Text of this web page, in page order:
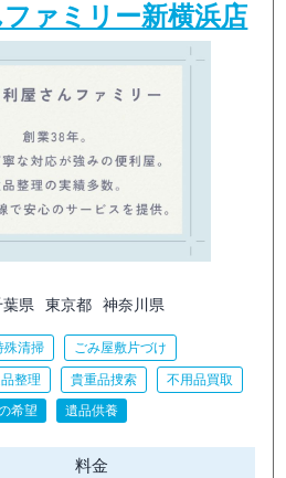
ァミリー新横浜店
葉県 東京都 神奈川県
殊清掃 ごみ屋敷片づけ
整理 貴重品捜索
不用品買取
希望 遺品供養
料金